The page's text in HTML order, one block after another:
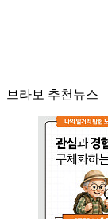
브라보 추천뉴스